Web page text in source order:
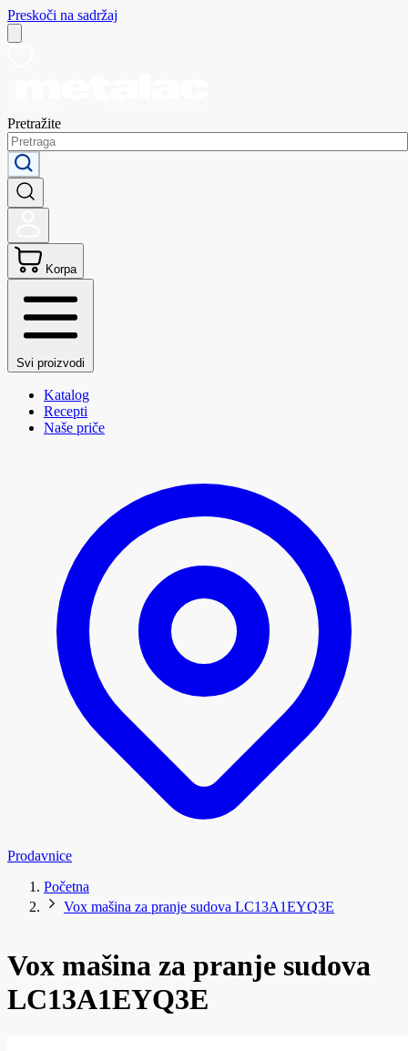
Preskoči na sadržaj
Pretražite
Korpa
Svi proizvodi
Katalog
Recepti
Naše priče
Prodavnice
Početna
Vox mašina za pranje sudova LC13A1EYQ3E
Vox mašina za pranje sudova
LC13A1EYQ3E